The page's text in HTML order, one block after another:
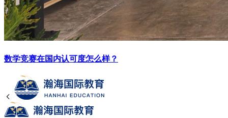
数学竞赛在国内认可度怎么样？